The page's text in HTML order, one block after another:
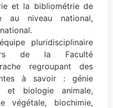
et la bibliométrie de
niveau national,
pluridisciplinaire
de la Faculté
regroupant des
à savoir : génie
et biologie animale,
végétale, biochimie,